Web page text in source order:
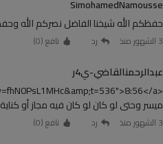
SimohamedNamousse
حفظكم الله شيخنا الفاضل نصركم
3 الشهور منذ رد نافع (0
)
عبدالرحمنالقاضي-ي4ر
ميسر وحتى لو كان لو كان فيه مجاز أو
3 الشهور منذ رد نافع (0
)